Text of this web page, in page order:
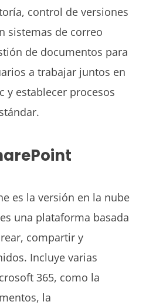
control de versiones
sistemas de correo
de documentos para
a trabajar juntos en
y establecer procesos
es la versión en la nube
una plataforma basada
compartir y
Incluye varias
365, como la
la